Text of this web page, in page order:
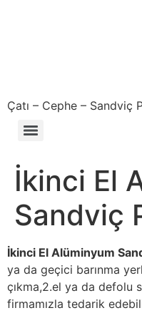
Çatı – Cephe – Sandviç
İkinci El
Sandviç
İkinci El Alüminyum
ya da geçici barınma
çıkma,2.el ya da defolu
firmamızla tedarik